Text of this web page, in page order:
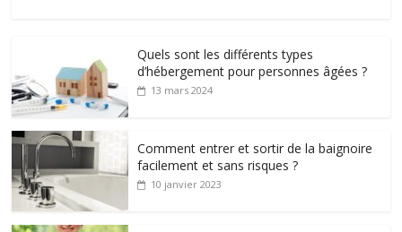
Quels sont les différents types
d’hébergement pour personnes âgées ?
13 mars 2024
Comment entrer et sortir de la baignoire
facilement et sans risques ?
10 janvier 2023